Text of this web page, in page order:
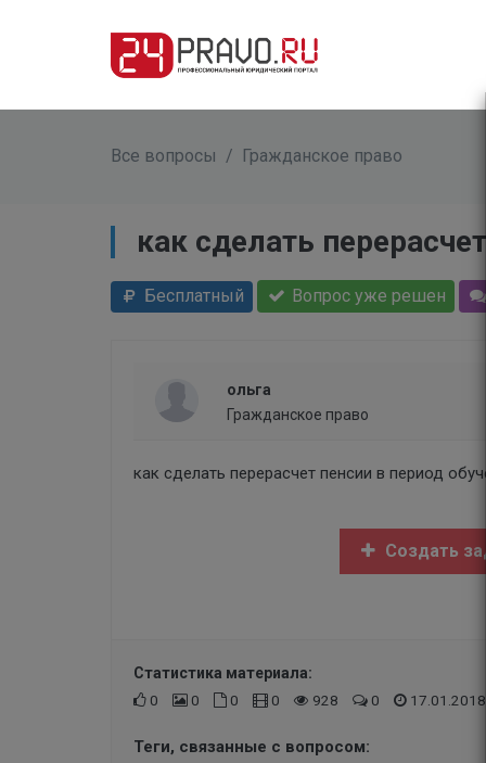
Все вопросы / Гражданское право
как сделать
Бесплатный Вопрос уже решен
ольга
Гражданское право
как сделать перерасчет пенсии в период
Создать
Статистика материала:
0
0 0 0 928 0
Теги, связанные с вопросом: